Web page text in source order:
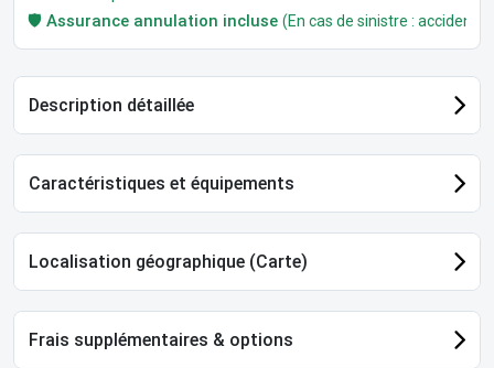
🛡️ Assurance annulation incluse (En cas de sinistre : accident,
Description détaillée
Caractéristiques et équipements
Localisation géographique (Carte)
Frais supplémentaires & options